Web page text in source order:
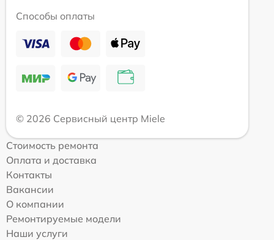
Способы оплаты
© 2026 Сервисный центр Miele
Стоимость ремонта
Оплата и доставка
Контакты
Вакансии
О компании
Ремонтируемые модели
Наши услуги